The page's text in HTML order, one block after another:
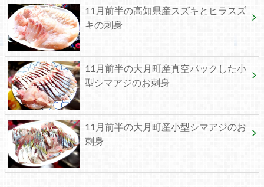
11月前半の高知県産スズキとヒラスズ
キの刺身
11月前半の大月町産真空パックした小
型シマアジのお刺身
11月前半の大月町産小型シマアジのお
刺身